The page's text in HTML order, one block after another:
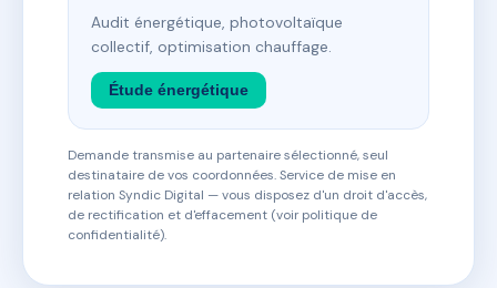
Audit énergétique, photovoltaïque
collectif, optimisation chauffage.
Étude énergétique
Demande transmise au partenaire sélectionné, seul
destinataire de vos coordonnées. Service de mise en
relation Syndic Digital — vous disposez d'un droit d'accès,
de rectification et d'effacement (voir politique de
confidentialité).